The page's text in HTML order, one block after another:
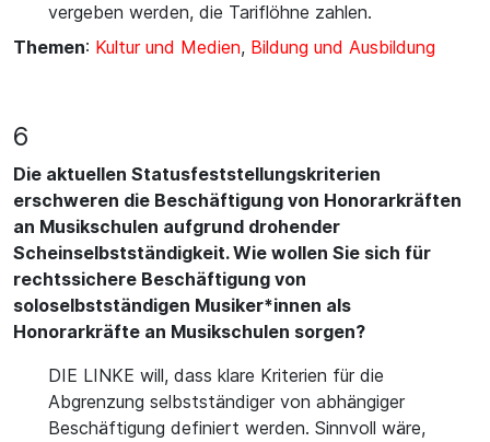
vergeben werden, die Tariflöhne zahlen.
Themen: Kultur und Medien, Bildung und Ausbildung
6
Die aktuellen Statusfeststellungskriterien
erschweren die Beschäftigung von Honorarkräften
an Musikschulen aufgrund drohender
Scheinselbstständigkeit. Wie wollen Sie sich für
rechtssichere Beschäftigung von
soloselbstständigen Musiker*innen als
Honorarkräfte an Musikschulen sorgen?
DIE LINKE will, dass klare Kriterien für die
Abgrenzung selbstständiger von abhängiger
Beschäftigung definiert werden. Sinnvoll wäre,